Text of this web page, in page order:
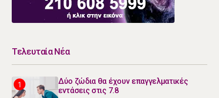
Τελευταία Νέα
Δύο ζώδια θα έχουν επαγγελματικές
εντάσεις στις 7.8